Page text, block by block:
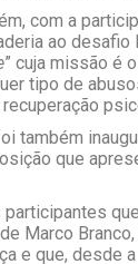
com a
ao desafio
” cuja missão é
tipo de
também
que
Marco
e que, desde